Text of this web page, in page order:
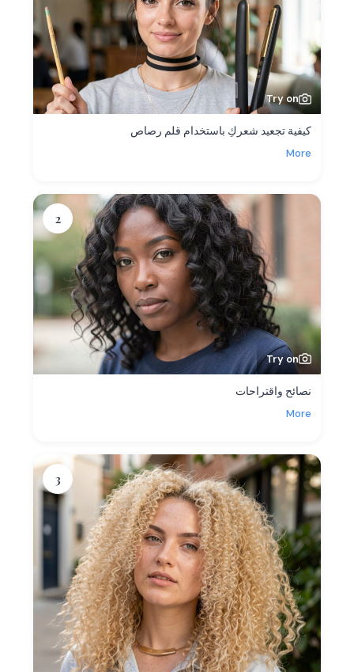
Try on
كيفية تجعيد شعركِ باستخدام قلم رصاص
More
2
Try on
نصائح واقتراحات
More
3